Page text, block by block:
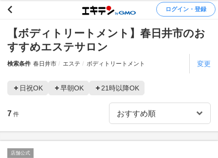
ログイン・登録
【ボディトリートメント】春日井市のお
すすめエステサロン
検索条件 春日井市 エステ ボディトリートメント 変更
日祝OK 早朝OK 21時以降OK
7 件
店舗公式